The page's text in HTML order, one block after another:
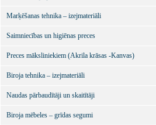
Marķēšanas tehnika – izejmateriāli
Saimniecības un higiēnas preces
Preces māksliniekiem (Akrila krāsas -Kanvas)
Biroja tehnika – izejmateriāli
Naudas pārbaudītāji un skaitītāji
Biroja mēbeles – grīdas segumi